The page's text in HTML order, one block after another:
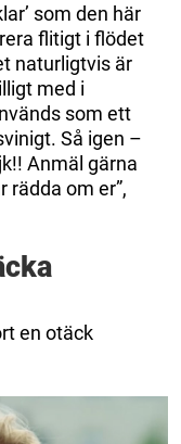
som den här
flitigt i flödet
naturligtvis är
med i
som ett
Så igen –
Anmäl gärna
rädda om er”,
en otäck